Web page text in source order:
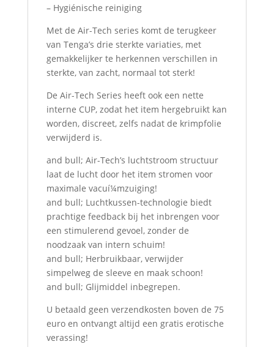
– Hygiénische reiniging
Met de Air-Tech series komt de terugkeer
van Tenga’s drie sterkte variaties, met
gemakkelijker te herkennen verschillen in
sterkte, van zacht, normaal tot sterk!
De Air-Tech Series heeft ook een nette
interne CUP, zodat het item hergebruikt kan
worden, discreet, zelfs nadat de krimpfolie
verwijderd is.
and bull; Air-Tech’s luchtstroom structuur
laat de lucht door het item stromen voor
maximale vacuí¼mzuiging!
and bull; Luchtkussen-technologie biedt
prachtige feedback bij het inbrengen voor
een stimulerend gevoel, zonder de
noodzaak van intern schuim!
and bull; Herbruikbaar, verwijder
simpelweg de sleeve en maak schoon!
and bull; Glijmiddel inbegrepen.
U betaald geen verzendkosten boven de 75
euro en ontvangt altijd een gratis erotische
verassing!